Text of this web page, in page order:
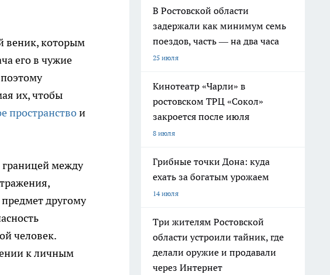
веник, которым
его в чужие
их, чтобы
пространствои
границей между
другому
человек.
к личным
В Ростовской области
задержали как минимум семь
поездов, часть — на два часа
25 июля
Кинотеатр «Чарли» в
ростовском ТРЦ «Сокол»
закроется после июля
8 июля
Грибные точки Дона: куда
ехать за богатым урожаем
14 июля
Три жителям Ростовской
области устроили тайник, где
делали оружие и продавали
через Интернет